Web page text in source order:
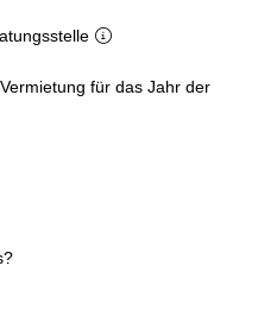
für das Jahr der